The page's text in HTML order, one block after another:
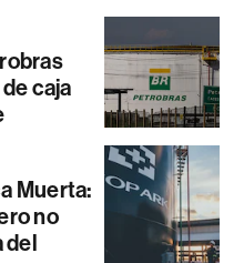
caja
Muerta:
no
del